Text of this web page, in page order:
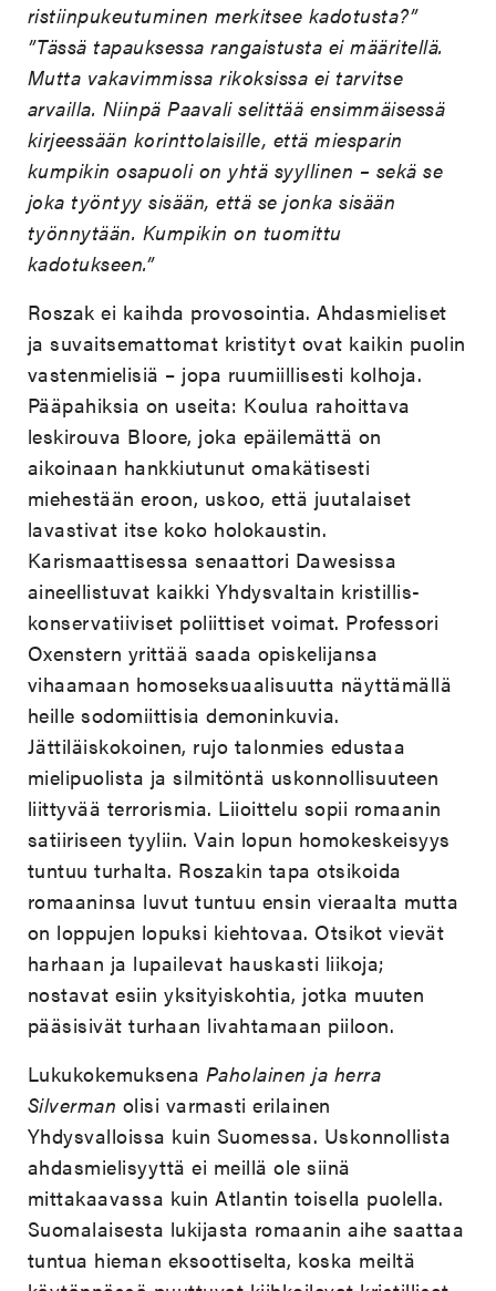
ristiinpukeutuminen merkitsee kadotusta?”
”Tässä tapauksessa rangaistusta ei määritellä.
Mutta vakavimmissa rikoksissa ei tarvitse
arvailla. Niinpä Paavali selittää ensimmäisessä
kirjeessään korinttolaisille, että miesparin
kumpikin osapuoli on yhtä syyllinen – sekä se
joka työntyy sisään, että se jonka sisään
työnnytään. Kumpikin on tuomittu
kadotukseen.”
Roszak ei kaihda provosointia. Ahdasmieliset
ja suvaitsemattomat kristityt ovat kaikin puolin
vastenmielisiä – jopa ruumiillisesti kolhoja.
Pääpahiksia on useita: Koulua rahoittava
leskirouva Bloore, joka epäilemättä on
aikoinaan hankkiutunut omakätisesti
miehestään eroon, uskoo, että juutalaiset
lavastivat itse koko holokaustin.
Karismaattisessa senaattori Dawesissa
aineellistuvat kaikki Yhdysvaltain kristillis-
konservatiiviset poliittiset voimat. Professori
Oxenstern yrittää saada opiskelijansa
vihaamaan homoseksuaalisuutta näyttämällä
heille sodomiittisia demoninkuvia.
Jättiläiskokoinen, rujo talonmies edustaa
mielipuolista ja silmitöntä uskonnollisuuteen
liittyvää terrorismia. Liioittelu sopii romaanin
satiiriseen tyyliin. Vain lopun homokeskeisyys
tuntuu turhalta. Roszakin tapa otsikoida
romaaninsa luvut tuntuu ensin vieraalta mutta
on loppujen lopuksi kiehtovaa. Otsikot vievät
harhaan ja lupailevat hauskasti liikoja;
nostavat esiin yksityiskohtia, jotka muuten
pääsisivät turhaan livahtamaan piiloon.
Lukukokemuksena Paholainen ja herra
Silverman olisi varmasti erilainen
Yhdysvalloissa kuin Suomessa. Uskonnollista
ahdasmielisyyttä ei meillä ole siinä
mittakaavassa kuin Atlantin toisella puolella.
Suomalaisesta lukijasta romaanin aihe saattaa
tuntua hieman eksoottiselta, koska meiltä